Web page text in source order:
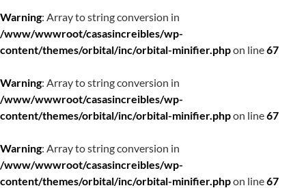
Warning: Array to string conversion in
/www/wwwroot/casasincreibles/wp-
content/themes/orbital/inc/orbital-minifier.phpon line67
Warning: Array to string conversion in
/www/wwwroot/casasincreibles/wp-
content/themes/orbital/inc/orbital-minifier.phpon line67
Warning: Array to string conversion in
/www/wwwroot/casasincreibles/wp-
content/themes/orbital/inc/orbital-minifier.phpon line67